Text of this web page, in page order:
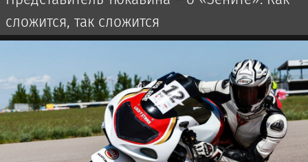
сложится, так сложится